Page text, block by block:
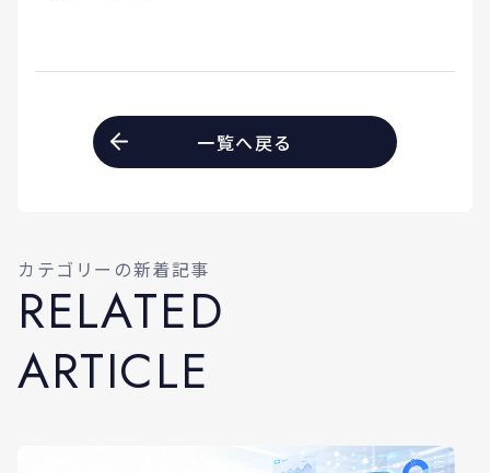
一覧へ戻る
カテゴリーの新着記事
RELATED
ARTICLE